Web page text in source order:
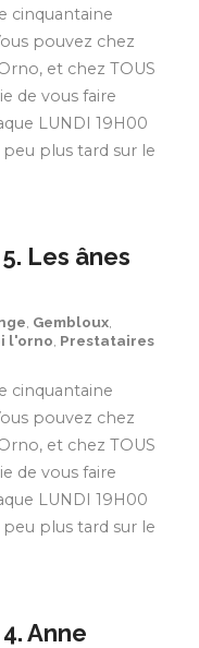
cinquantaine
pouvez chez
et chez TOUS
de vous faire
LUNDI 19H00
plus tard sur le
Les ânes
Gembloux
l'orno Prestataires
cinquantaine
pouvez chez
et chez TOUS
de vous faire
LUNDI 19H00
plus tard sur le
Anne